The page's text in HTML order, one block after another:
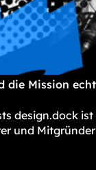
die Mission
design.dock
und